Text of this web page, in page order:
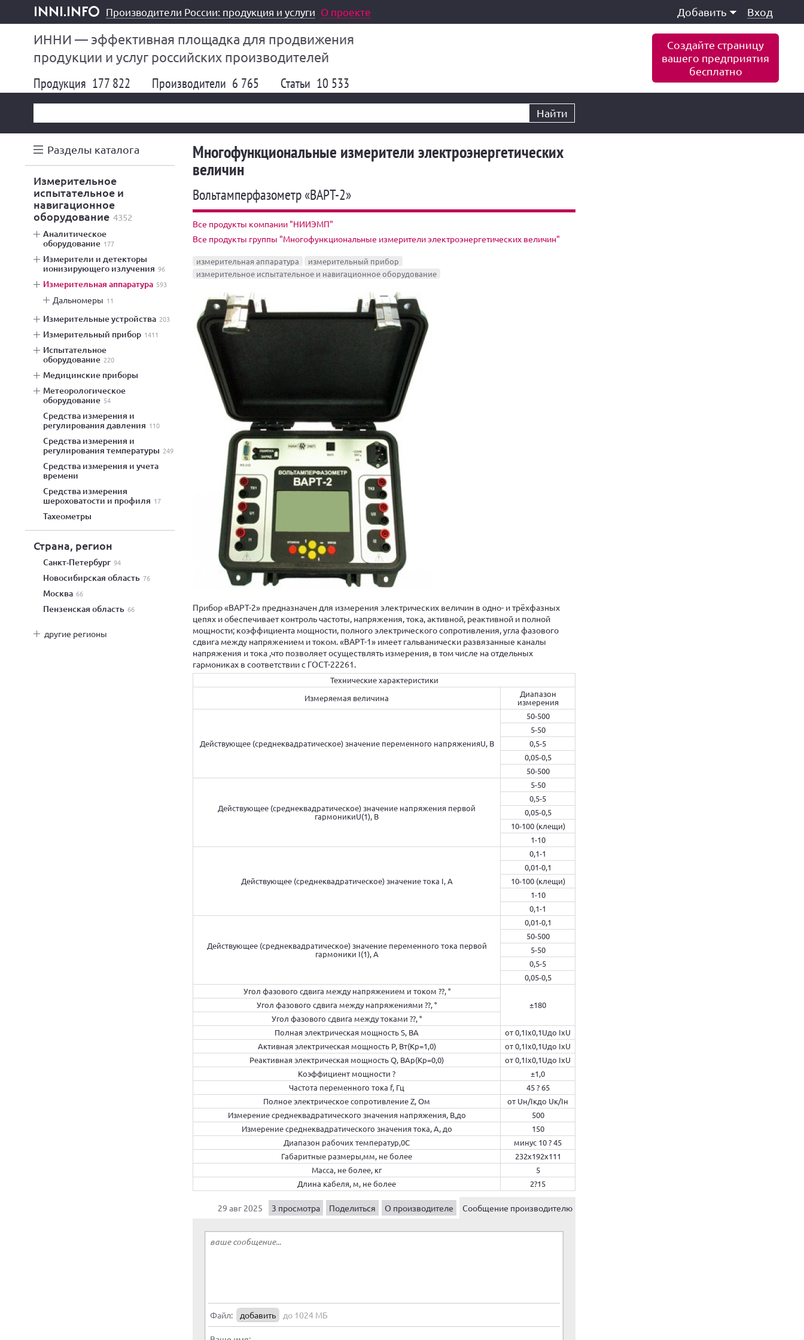
inni.info
Производители России: продукция и услуги О проекте Добавить Вход
ИННИ — эффективная площадка для продвижения
продукции и услуг российских производителей
Создайте страницу
вашего предприятия
бесплатно
Продукция 177 822 Производители 6 765 Статьи 10 533
Найти
Разделы каталога
измерительное
испытательное и
навигационное
оборудование 4352
аналитическое
оборудование 177
измерители и детекторы
ионизирующего излучения 96
измерительная аппаратура 593
дальномеры 11
измерительные устройства 203
измерительный прибор 1411
испытательное
оборудование 220
медицинские приборы
метеорологическое
оборудование 54
средства измерения и
регулирования давления 110
средства измерения и
регулирования температуры 249
средства измерения и учета
времени
средства измерения
шероховатости и профиля 17
тахеометры
Страна, регион
Санкт-Петербург 94
Новосибирская область 76
Москва 66
Пензенская область 66
другие регионы
Многофункциональные измерители электроэнергетических
величин
Вольтамперфазометр «ВАРТ-2»
Все продукты компании "НИИЭМП"
Все продукты группы "Многофункциональные измерители электроэнергетических величин"
измерительная аппаратура
измерительный прибор
измерительное испытательное и навигационное оборудование
Прибор «ВАРТ-2» предназначен для измерения электрических величин в одно- и трёхфазных
цепях и обеспечивает контроль частоты, напряжения, тока, активной, реактивной и полной
мощности; коэффициента мощности, полного электрического сопротивления, угла фазового
сдвига между напряжением и током. «ВАРТ-1» имеет гальванически развязанные каналы
напряжения и тока ,что позволяет осуществлять измерения, в том числе на отдельных
гармониках в соответствии с ГОСТ-22261.
Технические характеристики
Измеряемая величина
Диапазон
измерения
Действующее (среднеквадратическое) значение переменного напряженияU, В
50-500
5-50
0,5-5
0,05-0,5
50-500
Действующее (среднеквадратическое) значение напряжения первой
гармоникиU(1), В
5-50
0,5-5
0,05-0,5
10-100 (клещи)
1-10
Действующее (среднеквадратическое) значение тока I, А
0,1-1
0,01-0,1
10-100 (клещи)
1-10
0,1-1
Действующее (среднеквадратическое) значение переменного тока первой
гармоники I(1), А
0,01-0,1
50-500
5-50
0,5-5
0,05-0,5
Угол фазового сдвига между напряжением и током ??, °
±180
Угол фазового сдвига между напряжениями ??, °
Угол фазового сдвига между токами ??, °
Полная электрическая мощность S, ВА
от 0,1Iх0,1Uдо IхU
Активная электрическая мощность P, Вт(Kp=1,0)
от 0,1Iх0,1Uдо IхU
Реактивная электрическая мощность Q, ВАр(Kp=0,0)
от 0,1Iх0,1Uдо IхU
Коэффициент мощности ?
±1,0
Частота переменного тока f, Гц
45 ? 65
Полное электрическое сопротивление Z, Ом
от Uн/Iкдо Uк/Iн
Измерение среднеквадратического значения напряжения, В,до
500
Измерение среднеквадратического значения тока, А, до
150
Диапазон рабочих температур,0С
минус 10 ? 45
Габаритные размеры,мм, не более
232х192х111
Масса, не более, кг
5
Длина кабеля, м, не более
2?15
29 авг 2025 3 просмотра Поделиться О производителе Сообщение производителю
Файл: добавить до 1024 МБ